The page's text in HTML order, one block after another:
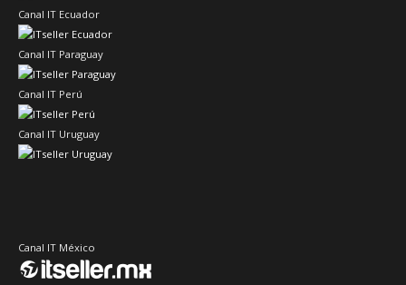
Canal IT Ecuador
Canal IT Paraguay
Canal IT Perú
Canal IT Uruguay
Canal IT México